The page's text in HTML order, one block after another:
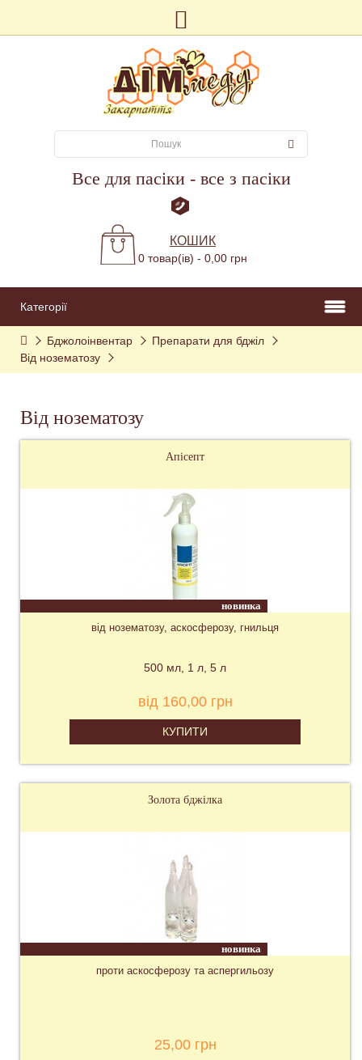
Все для пасіки - все з пасіки
КОШИК
0 товар(ів) - 0,00 грн
Категорії
Бджолоінвентар
Препарати для бджіл
Від нозематозу
Від нозематозу
Апісепт
новинка
від нозематозу, аскосферозу, гнильця
500 мл 1 л 5 л
від 160,00 грн
КУПИТИ
Золота бджілка
новинка
проти аскосферозу та аспергильозу
25,00 грн